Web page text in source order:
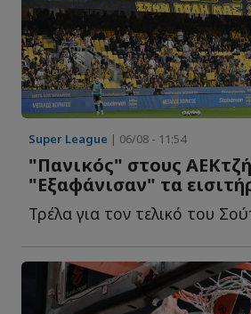
Super League | 06/08 - 11:54
"Πανικός" στους
"Εξαφάνισαν" τα